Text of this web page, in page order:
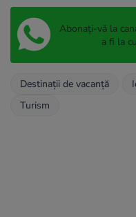
Abonați-vă la
a fi la
Destinații de vacanță
Turism